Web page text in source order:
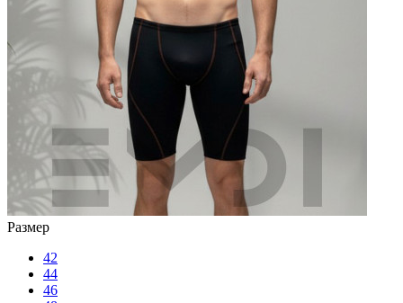
Размер
42
44
46